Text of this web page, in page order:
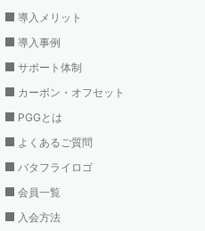
導入メリット
導入事例
サポート体制
カーボン・オフセット
PGGとは
よくあるご質問
バタフライロゴ
会員一覧
入会方法